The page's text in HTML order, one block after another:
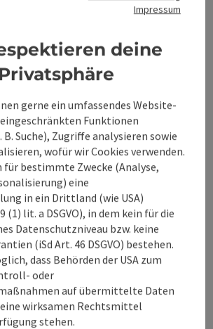
e
Impressum
deine
Privatsphäre
gerne ein umfassendes Website-
Funktionen
Suche), Zugriffe analysieren sowie
wofür wir Cookies verwenden.
für bestimmte Zwecke (Analyse,
eine
in ein Drittland (wie USA)
(1) lit. a DSGVO), in dem kein für die
Datenschutzniveau bzw. keine
(iSd Art. 46 DSGVO) bestehen.
dass Behörden der USA zum
oder
auf übermittelte Daten
wirksamen Rechtsmittel
stehen.